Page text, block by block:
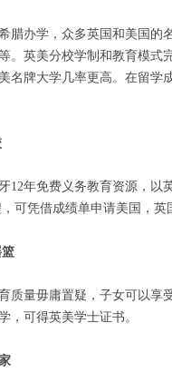
腊办学，众多英国和美国
。英美分校学制和教育模
名牌大学几率更高。在留
12年免费义务教育资源，
可凭借成绩单申请美国，英
质量毋庸置疑，子女可以享
，可得英美学士证书。